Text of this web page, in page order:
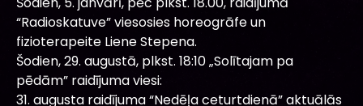
“Radioskatuve” viesosies horeogrāfe un
fizioterapeite Liene Stepena.
Šodien, 29. augustā, plkst. 18:10 „Solītajam pa
pēdām” raidījuma viesi:
31. augusta raidījuma “Nedēļa ceturtdienā” aktuālās